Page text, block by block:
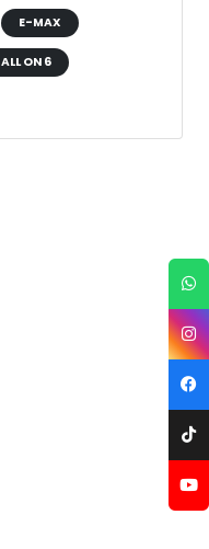
E-MAX
ALL ON 6